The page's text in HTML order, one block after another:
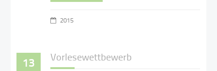
2015
13 Vorlesewettbewerb